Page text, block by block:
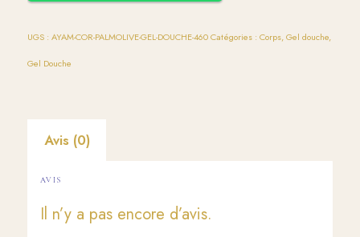
UGS : AYAM-COR-PALMOLIVE-GEL-DOUCHE-460 Catégories : Corps,Gel douche,
Gel Douche
Avis (0)
AVIS
Il n’y a pas encore d’avis.